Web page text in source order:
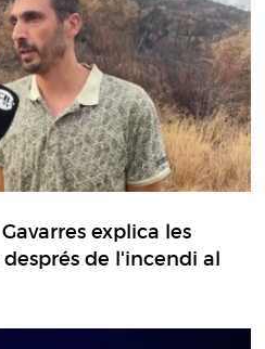
explica les
de l'incendi al